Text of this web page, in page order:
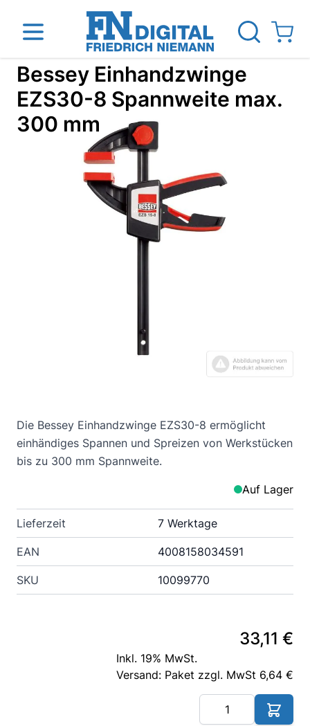
Direkt zum Inhalt
Das Unternehmen Standorte
View
Bessey Einhandzwinge
EZS30-8 Spannweite max.
300 mm
Die Bessey Einhandzwinge EZS30-8 ermöglicht
einhändiges Spannen und Spreizen von Werkstücken
bis zu 300 mm Spannweite.
Auf Lager
Lieferzeit 7 Werktage
EAN 4008158034591
SKU 10099770
33,11 €
Inkl. 19% MwSt.
Versand: Paket zzgl. MwSt 6,64 €